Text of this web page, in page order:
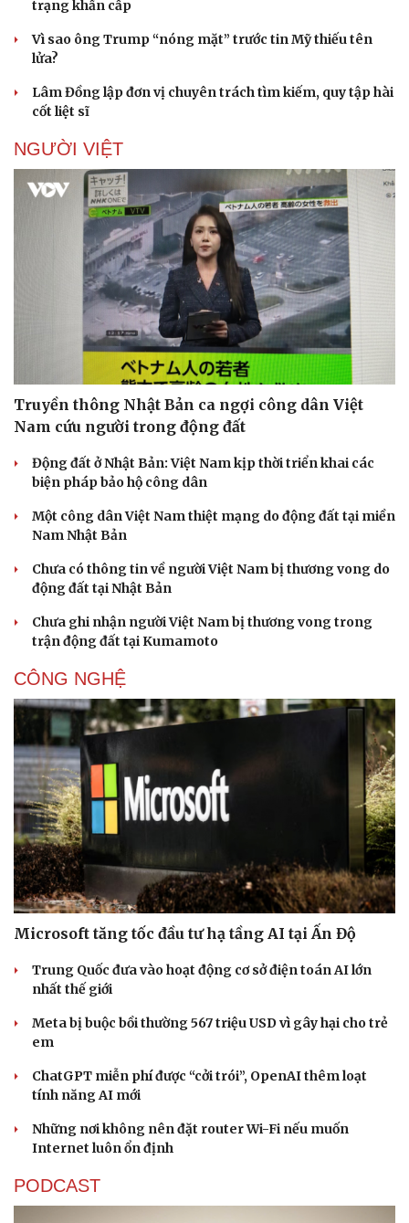
Pháp luật
Vụ án
Tin nóng
Tư vấn luật
Quân sự - Quốc phòng
Việt Nam
Phân tích
trạng khẩn cấp
Vì sao ông Trump “nóng mặt” trước tin Mỹ thiếu tên
lửa?
Lâm Đồng lập đơn vị chuyên trách tìm kiếm, quy tập hài
cốt liệt sĩ
NGƯỜI VIỆT
Truyền thông Nhật Bản ca ngợi công dân Việt
Nam cứu người trong động đất
Động đất ở Nhật Bản: Việt Nam kịp thời triển khai các
biện pháp bảo hộ công dân
Một công dân Việt Nam thiệt mạng do động đất tại miền
Nam Nhật Bản
Chưa có thông tin về người Việt Nam bị thương vong do
động đất tại Nhật Bản
Chưa ghi nhận người Việt Nam bị thương vong trong
trận động đất tại Kumamoto
CÔNG NGHỆ
Microsoft tăng tốc đầu tư hạ tầng AI tại Ấn Độ
Trung Quốc đưa vào hoạt động cơ sở điện toán AI lớn
nhất thế giới
Meta bị buộc bồi thường 567 triệu USD vì gây hại cho trẻ
em
ChatGPT miễn phí được “cởi trói”, OpenAI thêm loạt
tính năng AI mới
Những nơi không nên đặt router Wi-Fi nếu muốn
Internet luôn ổn định
PODCAST